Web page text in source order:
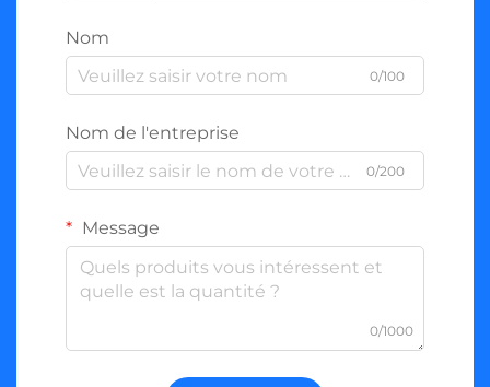
Nom
0/100
Nom de l'entreprise
0/200
Message
0/1000